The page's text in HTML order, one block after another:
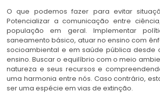
O que podemos fazer para evitar
Potencializar a comunicação entre
população em geral. Implementar
saneamento básico, atuar no ensino com
socioambiental e em saúde pública desde
ensino. Buscar o equilíbrio com o meio
natureza e seus recursos e
uma harmonia entre nós. Caso contrário,
ser uma espécie em vias de extinção.